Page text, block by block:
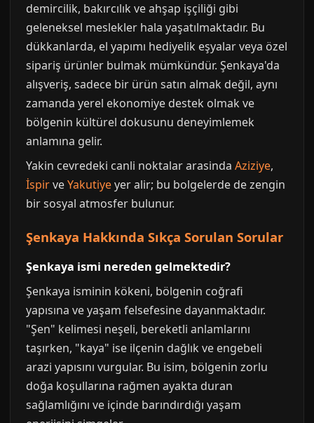
demircilik, bakırcılık ve ahşap işçiliği gibi
geleneksel meslekler hala yaşatılmaktadır. Bu
dükkanlarda, el yapımı hediyelik eşyalar veya özel
sipariş ürünler bulmak mümkündür. Şenkaya'da
alışveriş, sadece bir ürün satın almak değil, aynı
zamanda yerel ekonomiye destek olmak ve
bölgenin kültürel dokusunu deneyimlemek
anlamına gelir.
Yakin cevredeki canli noktalar arasinda Aziziye,
İspirveYakutiyeyer alir; bu bolgelerde de zengin
bir sosyal atmosfer bulunur.
Şenkaya Hakkında Sıkça Sorulan Sorular
Şenkaya ismi nereden gelmektedir?
Şenkaya isminin kökeni, bölgenin coğrafi
yapısına ve yaşam felsefesine dayanmaktadır.
"Şen" kelimesi neşeli, bereketli anlamlarını
taşırken, "kaya" ise ilçenin dağlık ve engebeli
arazi yapısını vurgular. Bu isim, bölgenin zorlu
doğa koşullarına rağmen ayakta duran
sağlamlığını ve içinde barındırdığı yaşam